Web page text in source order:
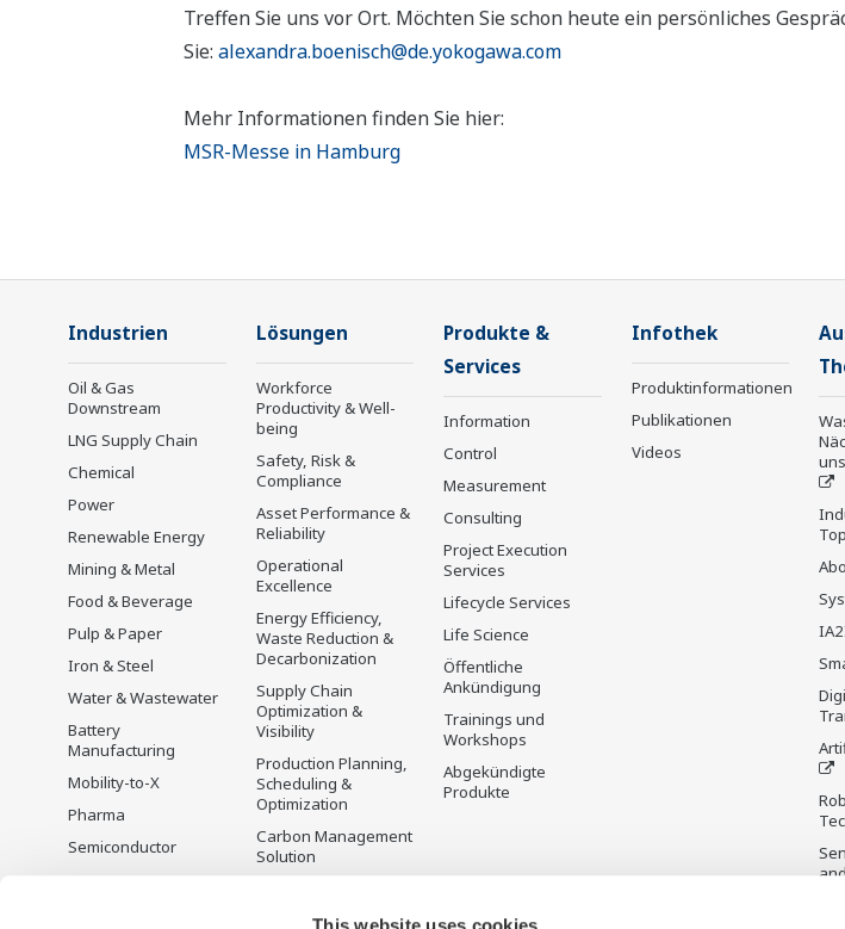
This website uses cookies
Treffen Sie uns vor Ort. Möchten Sie schon heute ein persönliches
Sie: alexandra.boenisch@de.yokogawa.com
Mehr Informationen finden Sie hier:
MSR-Messe in Hamburg
Industrien
Oil & Gas
Downstream
LNG Supply Chain
Chemical
Power
Renewable Energy
Mining & Metal
Food & Beverage
Pulp & Paper
Iron & Steel
Water & Wastewater
Battery
Manufacturing
Mobility-to-X
Pharma
Semiconductor
Lösungen
Workforce
Productivity & Well-
being
Safety, Risk &
Compliance
Asset Performance &
Reliability
Operational
Excellence
Energy Efficiency,
Waste Reduction &
Decarbonization
Supply Chain
Optimization &
Visibility
Production Planning,
Scheduling &
Optimization
Carbon Management
Solution
Produkte &
Services
Information
Control
Measurement
Consulting
Project Execution
Services
Lifecycle Services
Life Science
Öffentliche
Ankündigung
Trainings und
Workshops
Abgekündigte
Produkte
Infothek
Produktinformationen
Publikationen
Videos